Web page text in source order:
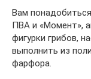
Вам
ПВА и «Момент»,
фигурки грибов,
выполнить из
фарфора.